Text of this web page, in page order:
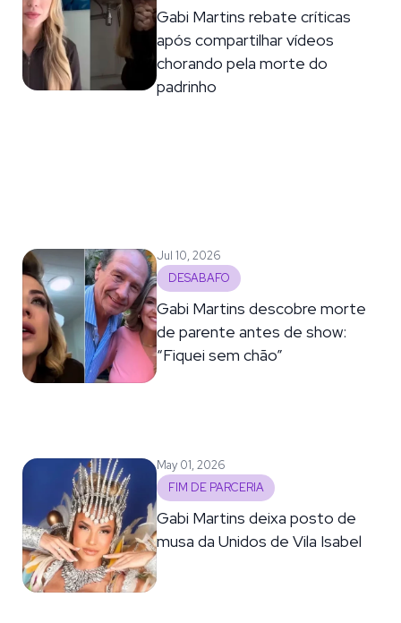
Gabi Martins rebate críticas
após compartilhar vídeos
chorando pela morte do
padrinho
Jul 10, 2026
DESABAFO
Gabi Martins descobre morte
de parente antes de show:
“Fiquei sem chão”
May 01, 2026
FIM DE PARCERIA
Gabi Martins deixa posto de
musa da Unidos de Vila Isabel